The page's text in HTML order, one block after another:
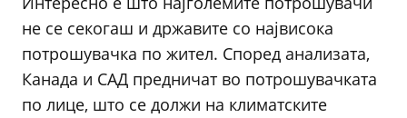
не се секогаш и државите со највисока
потрошувачка по жител. Според анализата,
Канада и САД предничат во потрошувачката
по лице, што се должи на климатските